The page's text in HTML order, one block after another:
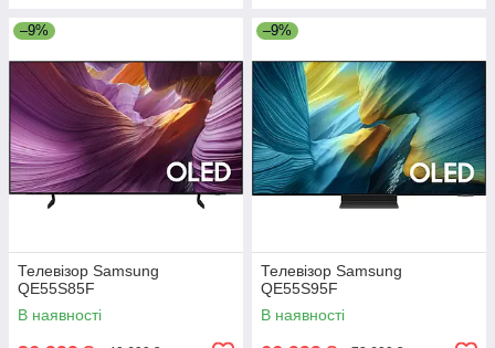
–9%
Телевізор Samsung
QE55S85F
В наявності
–9%
Телевізор Samsung
QE55S95F
В наявності